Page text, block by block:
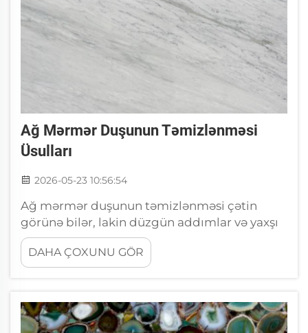
Ağ Mərmər Duşunun Təmizlənməsi
Üsulları
2026-05-23 10:56:54
Ağ mərmər duşunun təmizlənməsi çətin
görünə bilər, lakin düzgün addımlar və yaxşı
məhsullarla bu proses olduqca sadə ola bilər.
Ağ mərmər çox gözəl görünür, lakin çox asan
kirli olur. Su ləkələri, sabun qalıntısı və bəzi
DAHA ÇOXUNU GÖR